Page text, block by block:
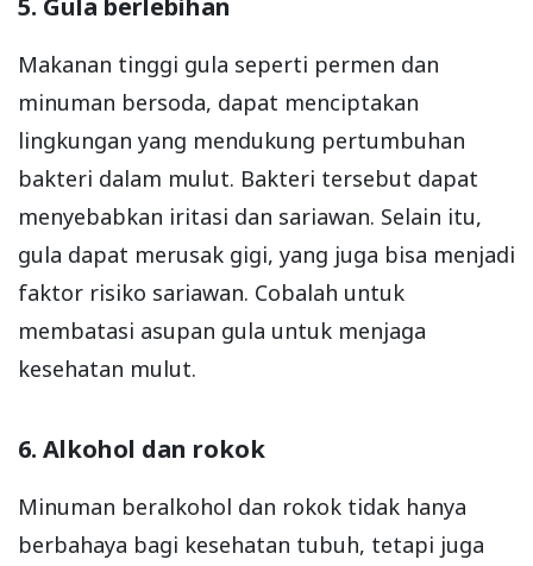
Makanan tinggi gula seperti permen dan
minuman bersoda, dapat menciptakan
lingkungan yang mendukung pertumbuhan
bakteri dalam mulut. Bakteri tersebut dapat
menyebabkan iritasi dan sariawan. Selain itu,
gula dapat merusak gigi, yang juga bisa menjadi
faktor risiko sariawan. Cobalah untuk
membatasi asupan gula untuk menjaga
kesehatan mulut.
6. Alkohol dan rokok
Minuman beralkohol dan rokok tidak hanya
berbahaya bagi kesehatan tubuh, tetapi juga